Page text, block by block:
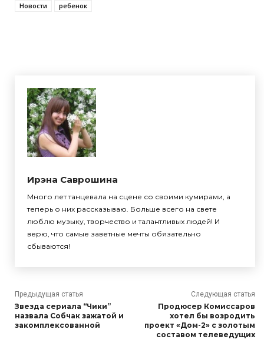
Новости
ребенок
Ирэна Саврошина
Много лет танцевала на сцене со своими кумирами, а
теперь о них рассказываю. Больше всего на свете
люблю музыку, творчество и талантливых людей! И
верю, что самые заветные мечты обязательно
сбываются!
Предыдущая статья
Звезда сериала “Чики”
назвала Собчак зажатой и
закомплексованной
Следующая статья
Продюсер Комиссаров
хотел бы возродить
проект «Дом-2» с золотым
составом телеведущих